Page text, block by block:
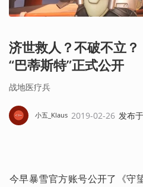
济世救人？不破不立
“巴蒂斯特”正式公开
战地医疗兵
小五_Klaus 2019-02-26 发布于
今早暴雪官方账号公开了《守